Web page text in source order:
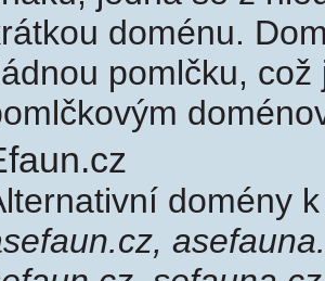
doménu.
pomlčku,
domény